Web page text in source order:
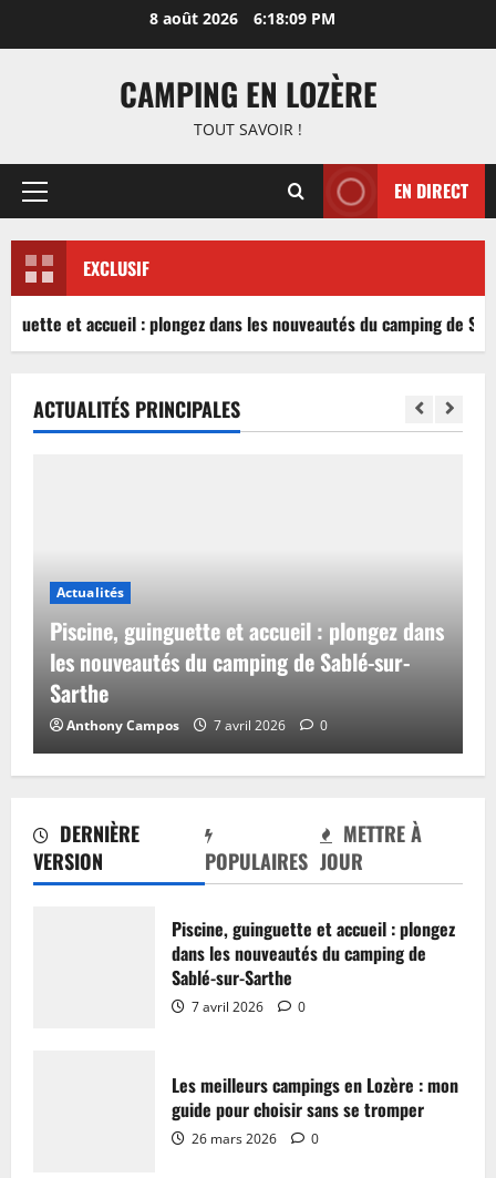
8 août 2026 6:18:09 PM
CAMPING EN LOZÈRE
TOUT SAVOIR !
Menu
EN DIRECT
EXCLUSIF
et accueil : plongez dans les nouveautés du camping de
DERNIÈRE
VERSION
POPULAIRES
METTRE À
JOUR
Piscine, guinguette et accueil : plongez
dans les nouveautés du camping de
Sablé-sur-Sarthe
7 avril 2026 0
Les meilleurs campings en Lozère : mon
guide pour choisir sans se tromper
26 mars 2026 0
ACTUALITÉS PRINCIPALES
Actualités
Piscine, guinguette et accueil : plongez dans
les nouveautés du camping de Sablé-sur-
Sarthe
Anthony Campos 7 avril 2026 0